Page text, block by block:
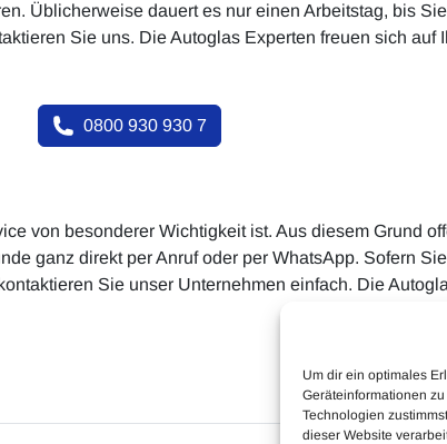
Um dir ein optimales
Geräteinformationen
Technologien
dieser Website
Üblicherweise dauert es nur einen Arbeitstag, bis
Sie uns. Die Autoglas Experten freuen sich auf
0800 930 930 7
von besonderer Wichtigkeit ist. Aus diesem Grund
ganz direkt per Anruf oder per WhatsApp. Sofern
Sie unser Unternehmen einfach. Die